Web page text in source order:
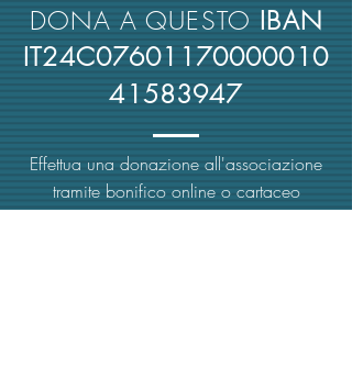
DONA A QUESTO IBAN
IT24C07601170000010
41583947
Effettua una donazione all'associazione
tramite bonifico online o cartaceo